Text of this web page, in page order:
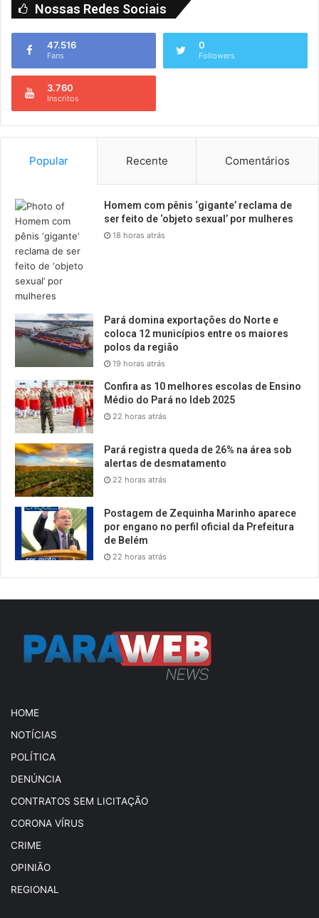
Nossas Redes Sociais
47.516
Fans
0
Followers
3.760
Inscritos
Popular Recente Comentários
Homem com pênis ‘gigante’ reclama de
ser feito de ‘objeto sexual’ por mulheres
18 horas atrás
Pará domina exportações do Norte e
coloca 12 municípios entre os maiores
polos da região
19 horas atrás
Confira as 10 melhores escolas de Ensino
Médio do Pará no Ideb 2025
22 horas atrás
Pará registra queda de 26% na área sob
alertas de desmatamento
22 horas atrás
Postagem de Zequinha Marinho aparece
por engano no perfil oficial da Prefeitura
de Belém
22 horas atrás
HOME
NOTÍCIAS
POLÍTICA
DENÚNCIA
CONTRATOS SEM LICITAÇÃO
CORONA VÍRUS
CRIME
OPINIÃO
REGIONAL